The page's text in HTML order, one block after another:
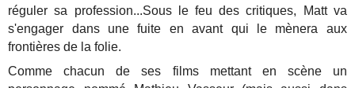
réguler sa profession...Sous le feu des critiques, Matt va
s'engager dans une fuite en avant qui le mènera aux
frontières de la folie.
Comme chacun de ses films mettant en scène un